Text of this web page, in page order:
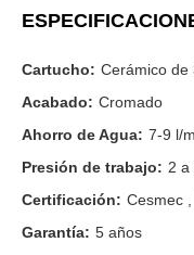
Cartucho: Cerámico de
Acabado: Cromado
Ahorro de Agua: 7-9 l/m
Presión de trabajo: 2 a
Certificación: Cesmec
Garantía: 5 años